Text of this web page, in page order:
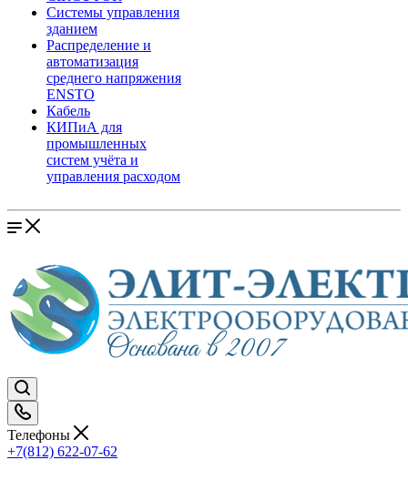
Системы управления
зданием
Распределение и
автоматизация
среднего напряжения
ENSTO
Кабель
КИПиА для
промышленных
систем учёта и
управления расходом
Телефоны
+7(812) 622-07-62